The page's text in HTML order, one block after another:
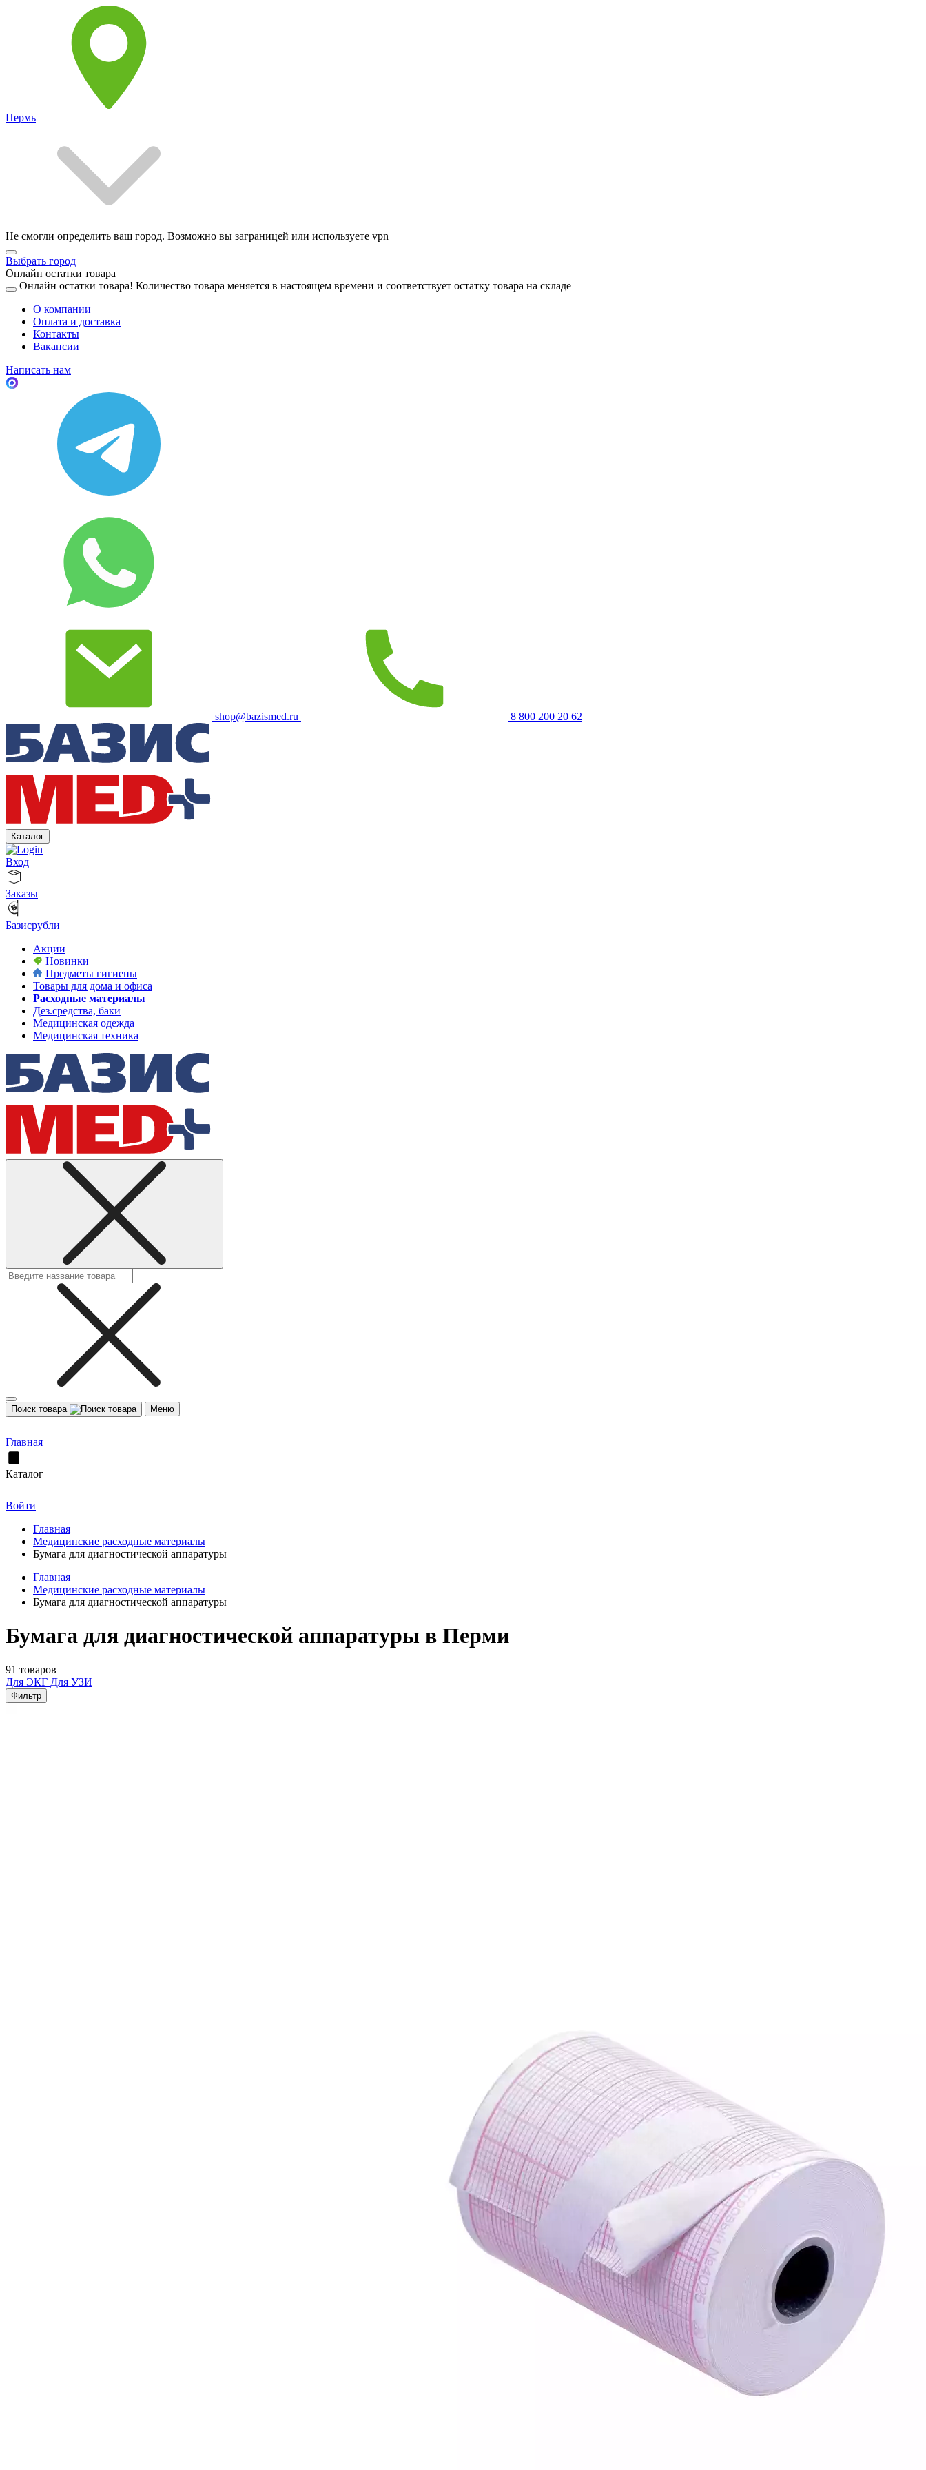
Пермь
Не смогли определить ваш город. Возможно вы заграницей или используете vpn
Выбрать город
Онлайн остатки товара
Онлайн остатки товара! Количество товара меняется в настоящем времени и соответствует остатку товара на складе
О компании
Оплата и доставка
Контакты
Вакансии
Написать нам
shop@bazismed.ru 8 800 200 20 62
Каталог
Вход
Заказы
Базисрубли
Акции
Новинки
Предметы гигиены
Товары для дома и офиса
Расходные материалы
Дез.средства, баки
Медицинская одежда
Медицинская техника
Поиск товара Меню
Главная
Каталог
Войти
Главная
Медицинские расходные материалы
Бумага для диагностической аппаратуры
Главная
Медицинские расходные материалы
Бумага для диагностической аппаратуры
Бумага для диагностической аппаратуры в Перми
91 товаров
Для ЭКГ Для УЗИ
Фильтр